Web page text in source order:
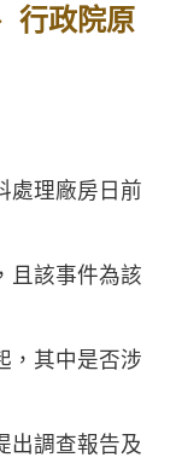
行政院原
理廠房日前
且該事件為該
，其中是否涉
出調查報告及